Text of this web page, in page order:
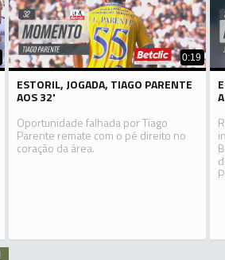
0:19
ESTORIL, JOGADA, TIAGO PARENTE
AOS 32'
Oportunidade falhada por Tiago
Parente remate com o pé direito no
coração da área.